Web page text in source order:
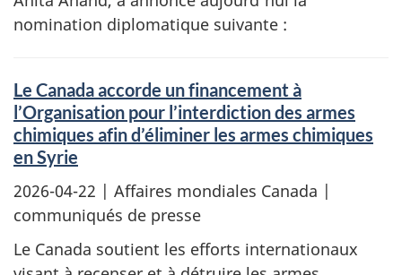
nomination diplomatique suivante :
Le Canada accorde un financement à
l’Organisation pour l’interdiction des armes
chimiques afin d’éliminer les armes chimiques
en Syrie
2026-04-22 | Affaires mondiales Canada |
communiqués de presse
Le Canada soutient les efforts internationaux